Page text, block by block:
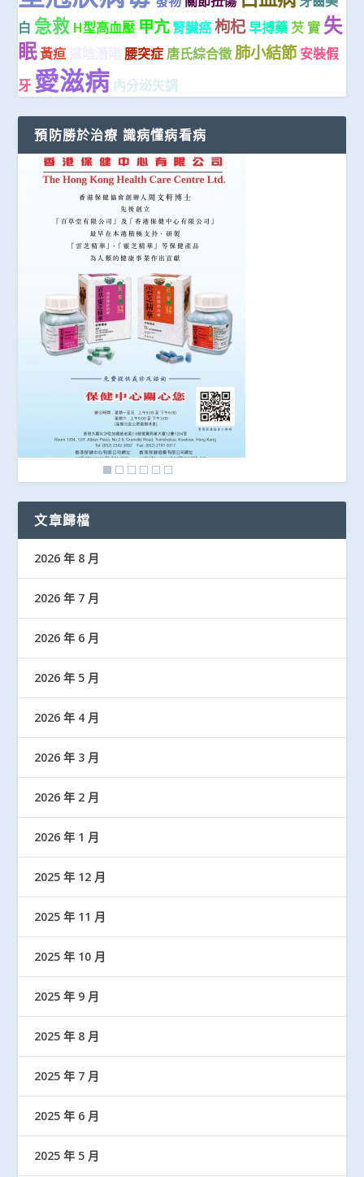
白 急救 H型高血壓 甲亢 腎臟癌 枸杞早搏藥 芡 實 失
眠黃疸 腰突症 唐氏綜合徵 肺小結節 安裝假
牙 愛滋病 內分泌失調
預防勝於治療 識病懂病看病
文章歸檔
2026 年 8 月
2026 年 7 月
2026 年 6 月
2026 年 5 月
2026 年 4 月
2026 年 3 月
2026 年 2 月
2026 年 1 月
2025 年 12 月
2025 年 11 月
2025 年 10 月
2025 年 9 月
2025 年 8 月
2025 年 7 月
2025 年 6 月
2025 年 5 月